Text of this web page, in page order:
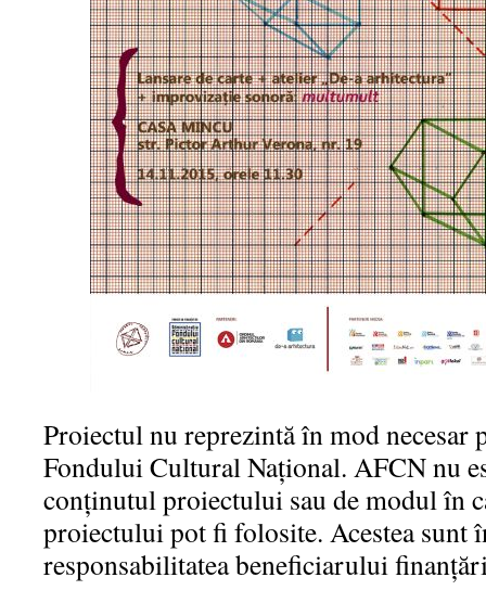
Proiectul nu reprezintă în mod
Fondului Cultural Național. AFCN nu
conținutul proiectului sau de modul în
proiectului pot fi folosite. Acestea sunt
responsabilitatea beneficiarului